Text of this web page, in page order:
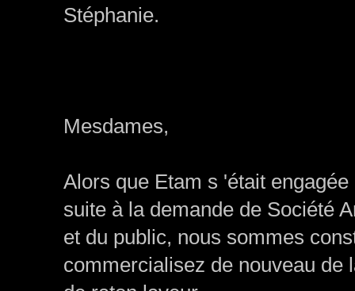
Stéphanie.
Mesdames,
Alors que Etam s 'était
suite à la demande de Société
et du public, nous sommes
commercialisez de nouveau de